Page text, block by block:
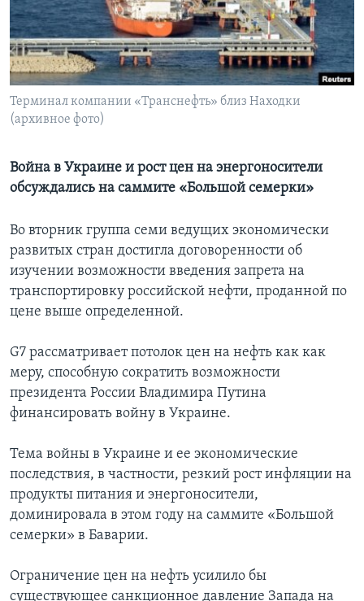
Learning English
СОЦИАЛЬНЫЕ СЕТИ
Терминал компании «Транснефть» близ Находки
(архивное фото)
Война в Украине и рост цен на энергоносители
обсуждались на саммите «Большой семерки»
Во вторник группа семи ведущих экономически
развитых стран достигла договоренности об
изучении возможности введения запрета на
транспортировку российской нефти, проданной по
цене выше определенной.
G7 рассматривает потолок цен на нефть как как
меру, способную сократить возможности
президента России Владимира Путина
финансировать войну в Украине.
Тема войны в Украине и ее экономические
последствия, в частности, резкий рост инфляции на
продукты питания и энергоносители,
доминировала в этом году на саммите «Большой
семерки» в Баварии.
Ограничение цен на нефть усилило бы
существующее санкционное давление Запада на